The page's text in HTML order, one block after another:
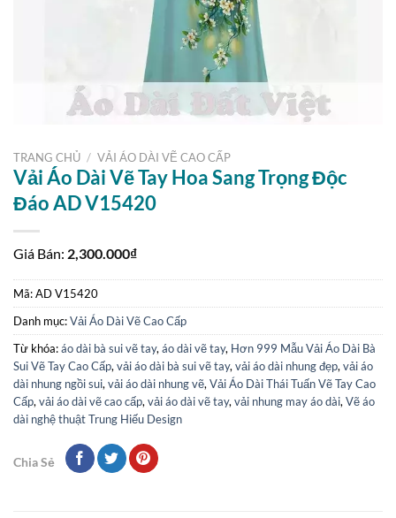
TRANG CHỦ / VẢI ÁO DÀI VẼ CAO CẤP
Vải Áo Dài Vẽ Tay Hoa Sang Trọng Độc
Đáo AD V15420
Giá Bán: 2,300.000₫
Mã:AD V15420
Danh mục:Vải Áo Dài Vẽ Cao Cấp
Từ khóa:áo dài bà sui vẽ tay, áo dài vẽ tay, Hơn 999 Mẫu Vải Áo Dài Bà
Sui Vẽ Tay Cao Cấp, vải áo dài bà sui vẽ tay, vải áo dài nhung đẹp, vải áo
dài nhung ngồi sui, vải áo dài nhung vẽ, Vải Áo Dài Thái Tuấn Vẽ Tay Cao
Cấp, vải áo dài vẽ cao cấp, vải áo dài vẽ tay, vải nhung may áo dài, Vẽ áo
dài nghệ thuật Trung Hiếu Design
Chia Sẻ